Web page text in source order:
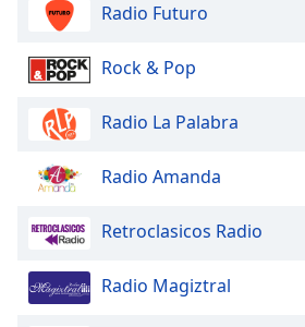
Radio Futuro
Rock & Pop
Radio La Palabra
Radio Amanda
Retroclasicos Radio
Radio Magiztral